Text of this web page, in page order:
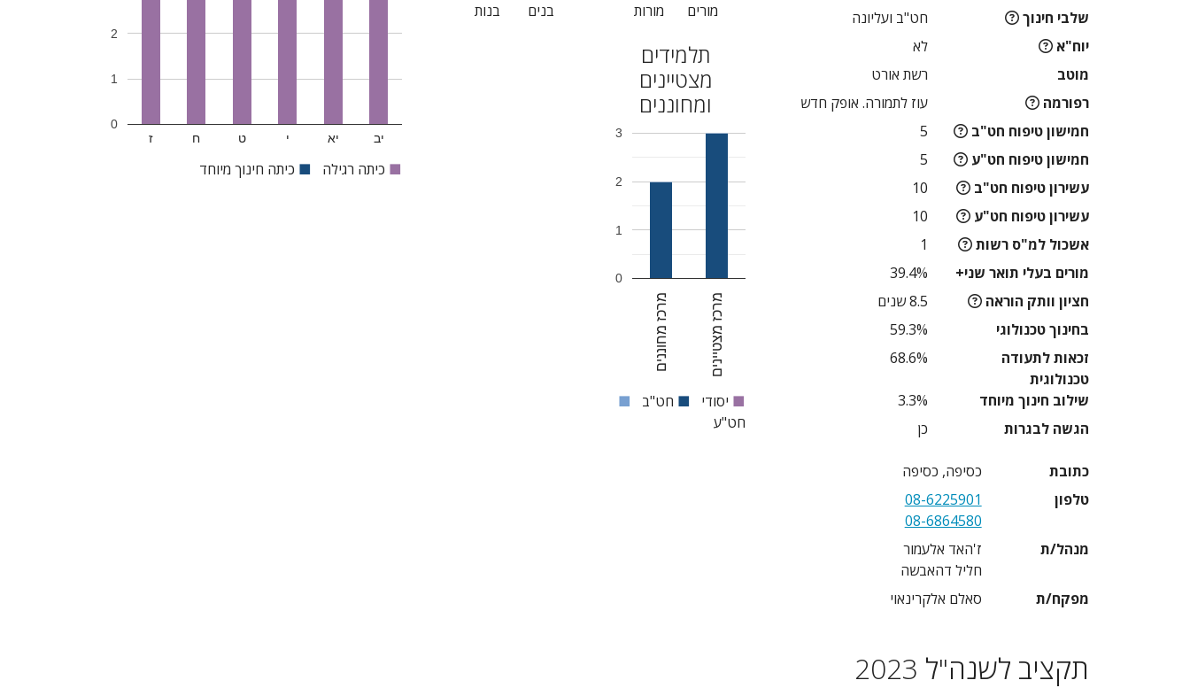
שלבי חינוך
חט"ב ועליונה
יוח"א
לא
מוטב
רשת אורט
רפורמה
עוז לתמורה. אופק חדש
חמישון טיפוח חט"ב
5
חמישון טיפוח חט"ע
5
עשירון טיפוח חט"ב
10
עשירון טיפוח חט"ע
10
אשכול למ"ס רשות
1
מורים בעלי תואר שני+
39.4%
חציון וותק הוראה
8.5 שנים
בחינוך טכנולוגי
59.3%
זכאות לתעודה
טכנולוגית
68.6%
שילוב חינוך מיוחד
3.3%
הגשה לבגרות
כן
כתובת
כסיפה, כסיפה
טלפון
08-6225901
08-6864580
מנהל/ת
ז'האד אלעמור
חליל דהאבשה
מפקח/ת
סאלם אלקרינאוי
מורים
מורות
בנים
בנות
תלמידים
מצטיינים
ומחוננים
מרכז מחוננים מרכז מצטיינים
0
1
2
3
■ יסודי ■ חט"ב ■
חט"ע
ז ח ט י יא יב
0
1
2
■ כיתה רגילה ■ כיתה חינוך מיוחד
תקציב לשנה"ל 2023